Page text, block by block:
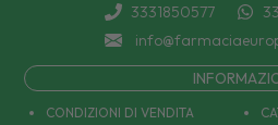
3331850577
CONDIZIONI DI VENDITA